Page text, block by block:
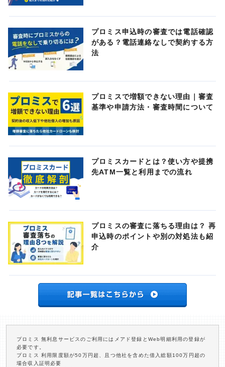
プロミス申込時の審査では電話確認
がある？電話連絡なしで契約する方
法
プロミスで増額できない理由｜審査
基準や申請方法・審査時間について
プロミスカードとは？使い方や提携
先ATM一覧と利用までの流れ
プロミスの審査に落ちる理由は？ 再
申込時のポイントや別の対処法も紹
介
プロミス 無利息サービスのご利用にはメアド登録とWeb明細利用の登録が
必要です。
プロミス 利用限度額が50万円超、且つ他社を含めた借入総額100万円超の
場合収入証明必要